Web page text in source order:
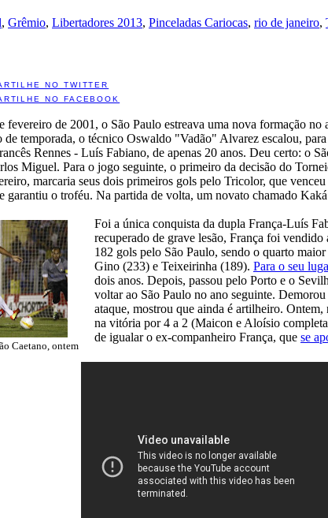
, Grêmio, Libertadores 2013, Pinceladas Cariocas, rio de janeiro,
NO TWITTER
NO FACEBOOK
fevereiro de 2001, o São Paulo estreava uma nova formação
de temporada, o técnico Oswaldo "Vadão" Alvarez escalou,
Rennes - Luís Fabiano, de apenas 20 anos. Deu certo: o
Miguel. Para o jogo seguinte, o primeiro da decisão do
marcaria seus dois primeiros gols pelo Tricolor, que
garantiu o troféu. Na partida de volta, um novato chamado
Caetano, ontem
Foi a única conquista da dupla França-Luís
recuperado de grave lesão, França foi
182 gols pelo São Paulo, sendo o quarto
Gino (233) e Teixeirinha (189). Para o seu
dois anos. Depois, passou pelo Porto e o
voltar ao São Paulo no ano seguinte.
ataque, mostrou que ainda é artilheiro.
na vitória por 4 a 2 (Maicon e Aloísio
de igualar o ex-companheiro França, que se